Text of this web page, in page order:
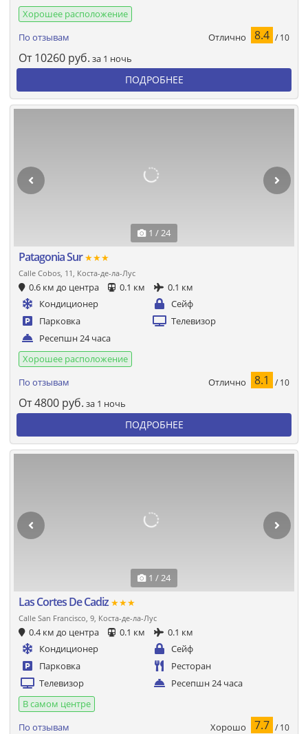
Хорошее расположение
По отзывам
Отлично 8.4 / 10
От 10260 руб. за 1 ночь
ПОДРОБНЕЕ
1 / 24
Patagonia Sur★★★
Calle Cobos, 11, Коста-де-ла-Лус
0.6 км до центра 0.1 км
0.1 км
Кондиционер
Сейф
Парковка
Телевизор
Ресепшн 24 часа
Хорошее расположение
По отзывам
Отлично 8.1 / 10
От4800 руб. за 1 ночь
ПОДРОБНЕЕ
1 / 24
Las Cortes De Cadiz ★★★
Calle San Francisco, 9, Коста-де-ла-Лус
0.4 км до центра 0.1 км
0.1 км
Кондиционер
Сейф
Парковка
Ресторан
Телевизор
Ресепшн 24 часа
В самом центре
По отзывам
Хорошо 7.7 / 10